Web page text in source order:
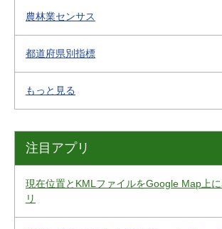
農林業センサス
都道府県別指標
もっと見る
注目アプリ
現在位置とKMLファイルをGoogle Map上
リ